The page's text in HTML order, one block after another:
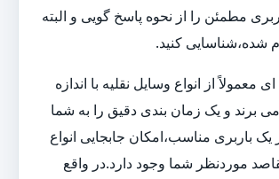
مطمئن را از نحوه پاسخ گویی و البته
شده،شناسایی کنید.
معمولاً از انواع وسایل نقلیه با اندازه
برند و یک زمان بندی دقیق را به شما
یک باربری مناسب،امکان جابجایی انواع
موردنظر شما وجود دارد.در واقع